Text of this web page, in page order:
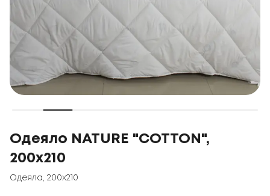
Одеяло NATURE "COTTON",
200x210
Одеяла 200x210